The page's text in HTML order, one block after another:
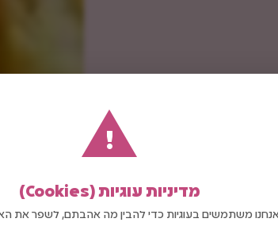
!
מדיניות עוגיות (Cookies)
משתמשים בעוגיות כדי להבין מה אהבתם, לשפר את